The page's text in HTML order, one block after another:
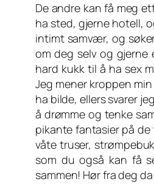
De andre kan få meg
ha sted, gjerne hotell,
intimt samvær, og
om deg selv og gjerne
hard kukk til å ha sex
Jeg mener kroppen
ha bilde, ellers svarer
å drømme og tenke
pikante fantasier på de
våte truser,
som du også kan få
sammen! Hør fra deg